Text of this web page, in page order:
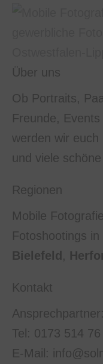
Über uns
Ob Portraits,
Freunde,
werden wir
und viele
Regionen
Mobile
Fotoshootings
Bielefeld ,
Kontakt
Tel: 0173 514 76
E-Mail: